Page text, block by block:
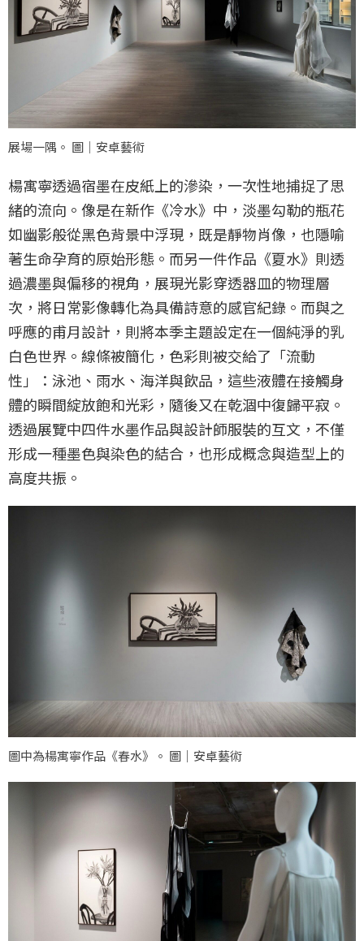
展場一隅。 圖｜安卓藝術
楊寓寧透過宿墨在皮紙上的滲染，一次性地捕捉了思
緒的流向。像是在新作《冷水》中，淡墨勾勒的瓶花
如幽影般從黑色背景中浮現，既是靜物肖像，也隱喻
著生命孕育的原始形態。而另一件作品《夏水》則透
過濃墨與偏移的視角，展現光影穿透器皿的物理層
次，將日常影像轉化為具備詩意的感官紀錄。而與之
呼應的甫月設計，則將本季主題設定在一個純淨的乳
白色世界。線條被簡化，色彩則被交給了「流動
性」：泳池、雨水、海洋與飲品，這些液體在接觸身
體的瞬間綻放飽和光彩，隨後又在乾涸中復歸平寂。
透過展覽中四件水墨作品與設計師服裝的互文，不僅
形成一種墨色與染色的結合，也形成概念與造型上的
高度共振。
圖中為楊寓寧作品《春水》。 圖｜安卓藝術